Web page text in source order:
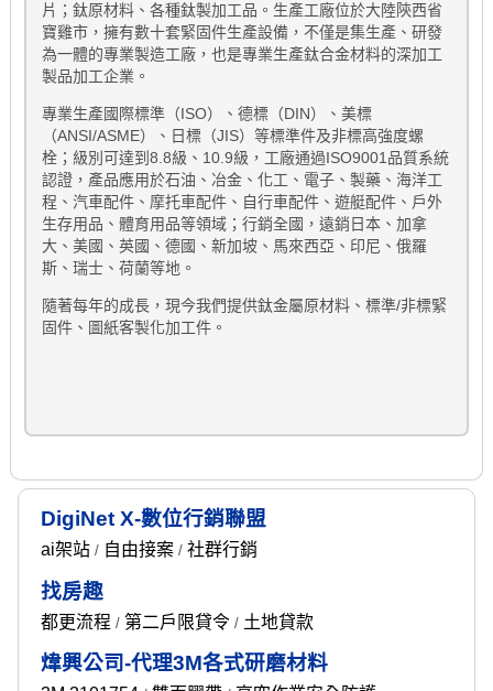
片；鈦原材料、各種鈦製加工品。生產工廠位於大陸陝西省
寶雞市，擁有數十套緊固件生產設備，不僅是集生產、研發
為一體的專業製造工廠，也是專業生產鈦合金材料的深加工
製品加工企業。
專業生產國際標準（ISO）、德標（DIN）、美標
（ANSI/ASME）、日標（JIS）等標準件及非標高強度螺
栓；級別可達到8.8級、10.9級，工廠通過ISO9001品質系統
認證，產品應用於石油、冶金、化工、電子、製藥、海洋工
程、汽車配件、摩托車配件、自行車配件、遊艇配件、戶外
生存用品、體育用品等領域；行銷全國，遠銷日本、加拿
大、美國、英國、德國、新加坡、馬來西亞、印尼、俄羅
斯、瑞士、荷蘭等地。
隨著每年的成長，現今我們提供鈦金屬原材料、標準/非標緊
固件、圖紙客製化加工件。
DigiNet X-數位行銷聯盟
ai架站/ 自由接案/ 社群行銷
找房趣
都更流程 / 第二戶限貸令/ 土地貸款
煒興公司-代理3M各式研磨材料